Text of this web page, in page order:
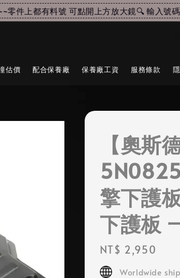
件上都有料號 可點開上方放大鏡🔍 輸入號碼
估價 配合保養廠 保養廠工資 服務條款
【奧斯
擎下護
下護板
Regular
price
NT$ 2,950
Worldwide